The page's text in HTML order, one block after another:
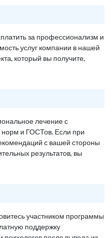
за профессионализм и
услуг компании в нашей
который вы получите,
лечение с
и ГОСТов. Если при
с вашей стороны
результатов, вы
участником программы
поддержку